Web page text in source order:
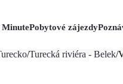
MinutePobytové zájezdy
/Turecká riviéra - Belek/